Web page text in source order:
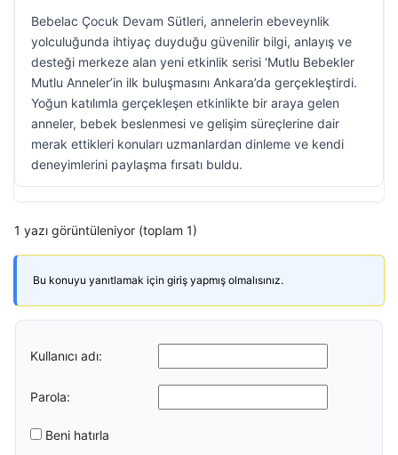
Bebelac Çocuk Devam Sütleri, annelerin ebeveynlik
yolculuğunda ihtiyaç duyduğu güvenilir bilgi, anlayış ve
desteği merkeze alan yeni etkinlik serisi ‘Mutlu Bebekler
Mutlu Anneler’in ilk buluşmasını Ankara’da gerçekleştirdi.
Yoğun katılımla gerçekleşen etkinlikte bir araya gelen
anneler, bebek beslenmesi ve gelişim süreçlerine dair
merak ettikleri konuları uzmanlardan dinleme ve kendi
deneyimlerini paylaşma fırsatı buldu.
1 yazı görüntüleniyor (toplam 1)
Bu konuyu yanıtlamak için giriş yapmış olmalısınız.
Kullanıcı adı:
Parola:
Beni hatırla